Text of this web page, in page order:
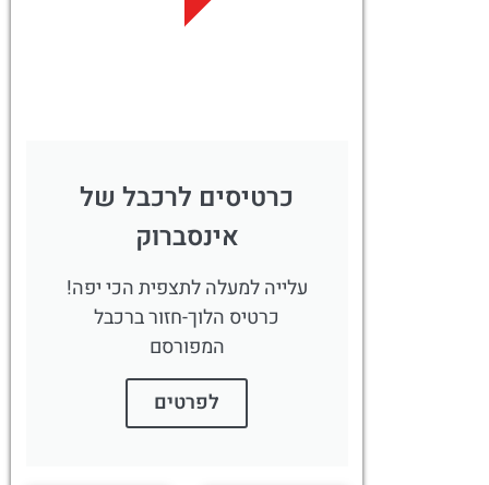
לחצו
כרטיסים לרכבל של
אינסברוק
עלייה למעלה לתצפית הכי יפה!
כרטיס הלוך-חזור ברכבל
המפורסם
לפרטים